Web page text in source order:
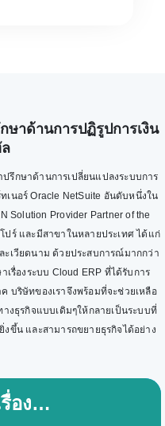
ษาด้านการปฏิรูปการเงิน
รึกษาด้านการเปลี่ยนแปลงระบบการ
เนอร์ Oracle NetSuite อันดับหนึ่งใน
Solution Provider Partner of the
ร์ และมีสาขาในหลายประเทศ ได้แก่
ะเวียดนาม ด้วยประสบการณ์มากกว่า
รื่องระบบ Cloud ERP ที่ได้รับการ
บริษัทของเราจึงพร้อมที่จะช่วยเหลือ
งธุรกิจแบบเดิมๆให้กลายเป็นระบบที่
ขึ้น และสามารถขยายธุรกิจได้อย่าง
อง…